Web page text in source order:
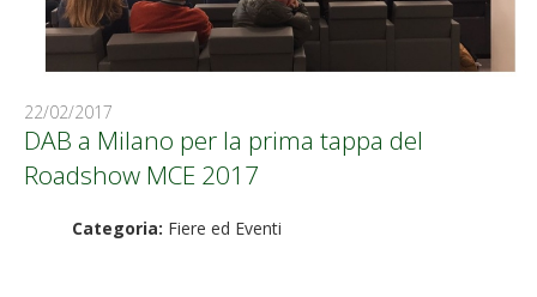
22/02/2017
DAB a Milano per la prima tappa del
Roadshow MCE 2017
Categoria: Fiere ed Eventi